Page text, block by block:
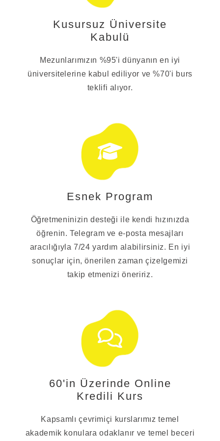
Kusursuz Üniversite
Kabulü
Mezunlarımızın %95'i dünyanın en iyi
üniversitelerine kabul ediliyor ve %70'i burs
teklifi alıyor.
Esnek Program
Öğretmeninizin desteği ile kendi hızınızda
öğrenin. Telegram ve e-posta mesajları
aracılığıyla 7/24 yardım alabilirsiniz. En iyi
sonuçlar için, önerilen zaman çizelgemizi
takip etmenizi öneririz.
60'in Üzerinde Online
Kredili Kurs
Kapsamlı çevrimiçi kurslarımız temel
akademik konulara odaklanır ve temel beceri